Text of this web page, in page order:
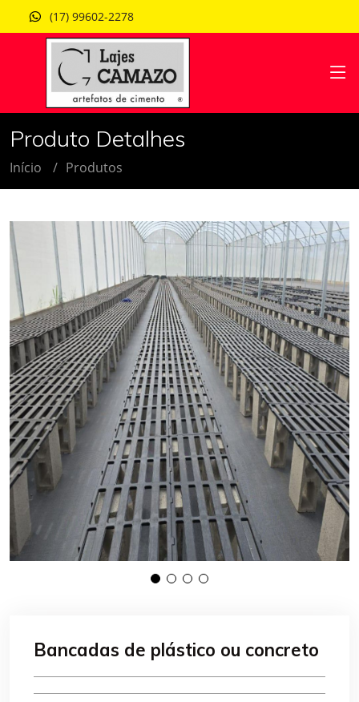
(17) 99602-2278
Produto Detalhes
Início Produtos
Bancadas de plástico ou concreto